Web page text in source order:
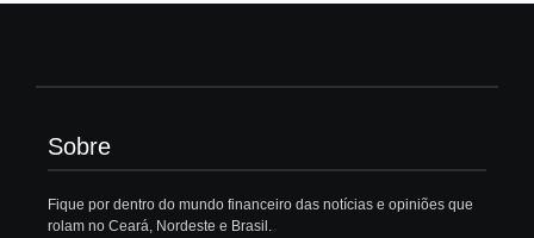
Sobre
Fique por dentro do mundo financeiro das notícias e opiniões que
rolam no Ceará, Nordeste e Brasil.